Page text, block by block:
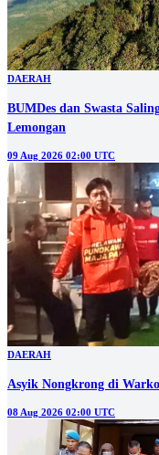
DAERAH
BUMDes dan Swasta
Lemongan
09 Aug 2026 02:00 UTC
DAERAH
Asyik Nongkrong di
08 Aug 2026 02:00 UTC